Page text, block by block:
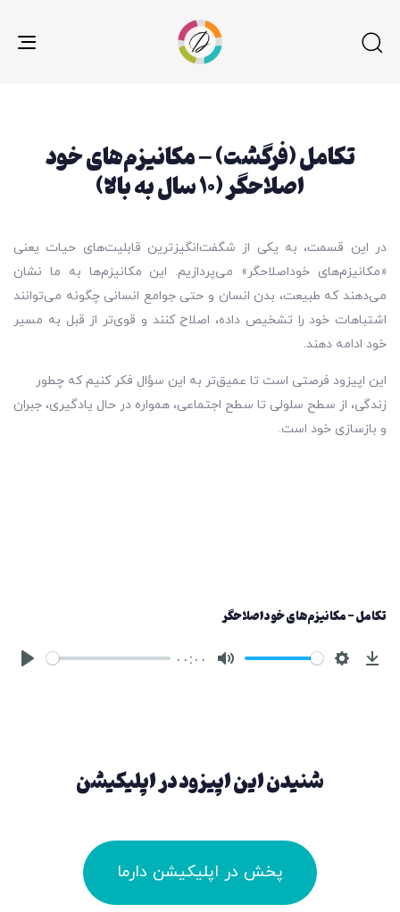
تکامل (فرگشت) – مکانیزم‌های خود
اصلاحگر (۱۰ سال به بالا)
در این قسمت، به یکی از شگفت‌انگیزترین قابلیت‌های حیات یعنی
«مکانیزم‌های خوداصلاحگر» می‌پردازیم. این مکانیزم‌ها به ما نشان
می‌دهند که طبیعت، بدن انسان و حتی جوامع انسانی چگونه می‌توانند
اشتباهات خود را تشخیص داده، اصلاح کنند و قوی‌تر از قبل به مسیر
خود ادامه دهند.
این اپیزود فرصتی است تا عمیق‌تر به این سؤال فکر کنیم که چطور
زندگی، از سطح سلولی تا سطح اجتماعی، همواره در حال یادگیری، جبران
و بازسازی خود است.
تکامل - مکانیزم‌های خود اصلاحگر
۰۰:۰۰
شنیدن این اپیزود در اپلیکیشن
پخش در اپلیکیشن دارما